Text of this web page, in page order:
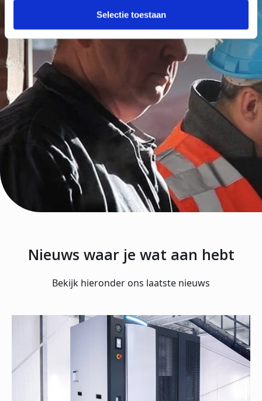
Selectie toestaan
Nieuws waar je wat aan hebt
Bekijk hieronder ons laatste nieuws